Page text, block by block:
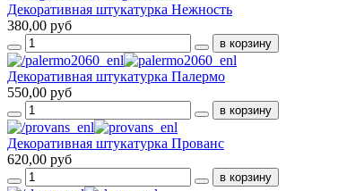
Декоративная штукатурка Нежность
380,00 руб
Декоративная штукатурка Палермо
550,00 руб
Декоративная штукатурка Прованс
620,00 руб